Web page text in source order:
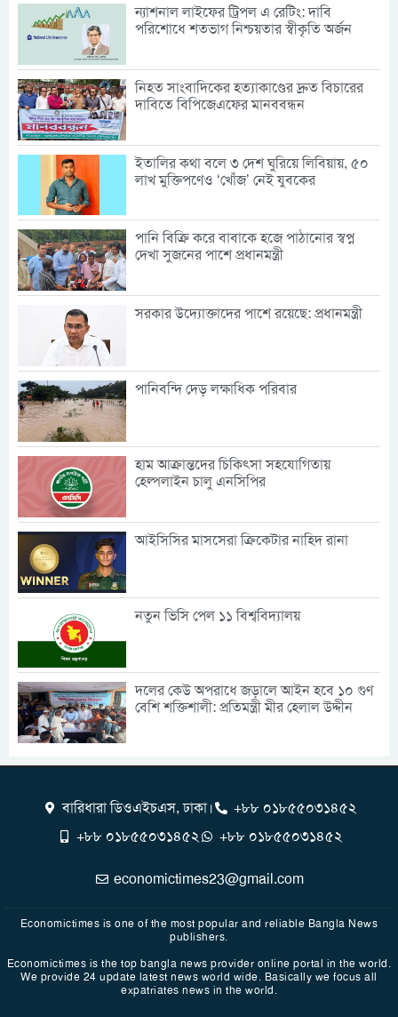
ন্যাশনাল লাইফের ট্রিপল এ রেটিং: দাবি
পরিশোধে শতভাগ নিশ্চয়তার স্বীকৃতি অর্জন
নিহত সাংবাদিকের হত্যাকাণ্ডের দ্রুত বিচারের
দাবিতে বিপিজেএফের মানববন্ধন
ইতালির কথা বলে ৩ দেশ ঘুরিয়ে লিবিয়ায়, ৫০
লাখ মুক্তিপণেও ‘খোঁজ’ নেই যুবকের
পানি বিক্রি করে বাবাকে হজে পাঠানোর স্বপ্ন
দেখা সুজনের পাশে প্রধানমন্ত্রী
সরকার উদ্যোক্তাদের পাশে রয়েছে: প্রধানমন্ত্রী
পানিবন্দি দেড় লক্ষাধিক পরিবার
হাম আক্রান্তদের চিকিৎসা সহযোগিতায়
হেল্পলাইন চালু এনসিপির
আইসিসির মাসসেরা ক্রিকেটার নাহিদ রানা
নতুন ভিসি পেল ১১ বিশ্ববিদ্যালয়
দলের কেউ অপরাধে জড়ালে আইন হবে ১০ গুণ
বেশি শক্তিশালী: প্রতিমন্ত্রী মীর হেলাল উদ্দীন
বারিধারা ডিওএইচএস, ঢাকা।
+৮৮ ০১৮৫৫০৩১৪৫২
+৮৮ ০১৮৫৫০৩১৪৫২
+৮৮ ০১৮৫৫০৩১৪৫২
economictimes23@gmail.com
Economictimes is one of the most popular and reliable Bangla News
publishers.
Economictimes is the top bangla news provider online portal in the world.
We provide 24 update latest news world wide. Basically we focus all
expatriates news in the world.